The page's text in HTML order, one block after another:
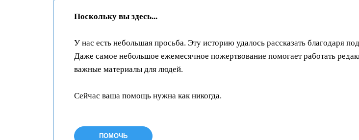
Поскольку вы здесь...
У нас есть небольшая просьба. Эту историю удалось рассказать благодаря
Даже самое небольшое ежемесячное пожертвование помогает работать
важные материалы для людей.
Сейчас ваша помощь нужна как никогда.
ПОМОЧЬ